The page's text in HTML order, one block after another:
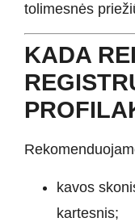
tolimesnės
KADA
kavos
kartesnis;